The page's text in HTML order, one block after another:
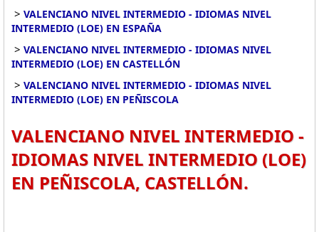
> VALENCIANO NIVEL INTERMEDIO - IDIOMAS NIVEL
INTERMEDIO (LOE) EN ESPAÑA
> VALENCIANO NIVEL INTERMEDIO - IDIOMAS NIVEL
INTERMEDIO (LOE) EN CASTELLÓN
> VALENCIANO NIVEL INTERMEDIO - IDIOMAS NIVEL
INTERMEDIO (LOE) EN PEÑISCOLA
VALENCIANO NIVEL INTERMEDIO -
IDIOMAS NIVEL INTERMEDIO (LOE)
EN PEÑISCOLA, CASTELLÓN.